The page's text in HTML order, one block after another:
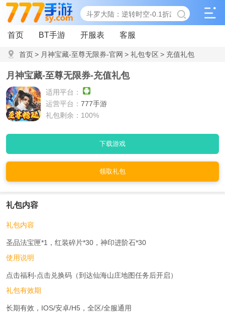
首页 BT手游 开服表 客服
首页> 月神宝藏-至尊无限券-官网 > 礼包专区 > 充值礼包
月神宝藏-至尊无限券-充值礼包
适用平台：
运营平台： 777手游
礼包剩余：100%
下载游戏
领取礼包
礼包内容
礼包内容
圣品法宝匣*1，红装碎片*30，神印进阶石*30
使用说明
点击福利-点击兑换码（到达仙海山庄地图任务后开启）
礼包有效期
长期有效，IOS/安卓/H5，全区/全服通用